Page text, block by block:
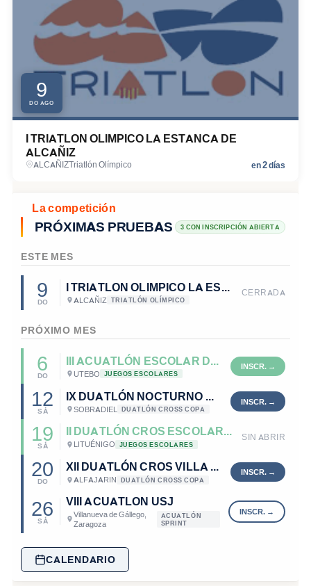
9
DO AGO
I TRIATLON OLIMPICO LA ESTANCA DE
ALCAÑIZ
ALCAÑIZTriatlón Olímpico en2días
La competición
PRÓXIMAS PRUEBAS 3 CON INSCRIPCIÓN ABIERTA
ESTE MES
9
DO
I TRIATLON OLIMPICO LA ESTANCA DE ALCAÑIZ
ALCAÑIZ TRIATLÓN OLÍMPICO
CERRADA
PRÓXIMO MES
6
DO
III ACUATLÓN ESCOLAR DE UTEBO -- STAGING
UTEBO JUEGOS ESCOLARES
12
SÁ
IX DUATLÓN NOCTURNO CALCIGADA-SOBRADIEL
SOBRADIEL DUATLÓN CROSS COPA
19
SÁ
II DUATLÓN CROS ESCOLAR DE LITUÉNIGO
LITUÉNIGO JUEGOS ESCOLARES
SIN ABRIR
20
DO
XII DUATLÓN CROS VILLA DE ALFAJARIN
ALFAJARIN DUATLÓN CROSS COPA
26
SÁ
VIII ACUATLON USJ
Villanueva de Gállego,
Zaragoza
ACUATLÓN
SPRINT
CALENDARIO